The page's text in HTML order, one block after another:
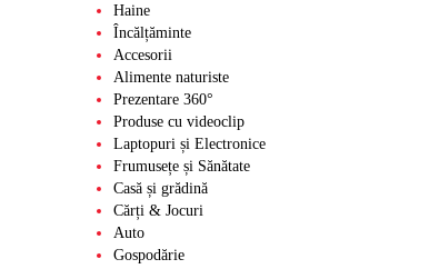
Standuri Coolere laptop
Grădina
Baie
Parchet Laminat
Canapele
Scaune
Uleiuri
Suspensie
Curele și Role de Ghidaj
Pompe de Apă
Electromotoare
Radiatoare
Evacuare
Echipament Motociclete
Echipament de Protecție
Haine
Încălțăminte
Accesorii
Alimente naturiste
Prezentare 360°
Produse cu videoclip
Laptopuri și Electronice
Frumusețe și Sănătate
Casă și grădină
Cărți & Jocuri
Auto
Gospodărie